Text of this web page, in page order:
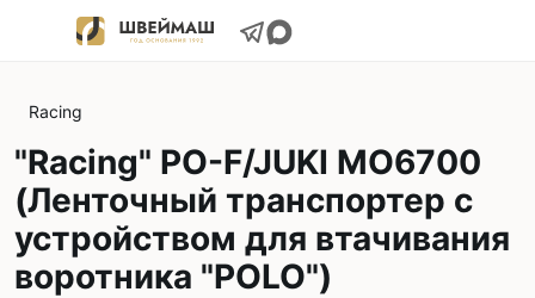
Racing
"Racing" PO-F/JUKI MO6700
(Ленточный транспортер с
устройством для втачивания
воротника "POLO")